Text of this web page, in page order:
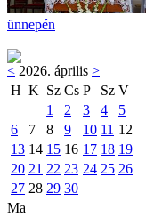
ünnepén
< 2026. április >
H K Sz Cs P Sz V
1
2 3 4
5
6
7 8 9 10 11 12
13 14 15 16 17 18 19
20 21 22 23 24 25 26
27 28 29 30
Ma